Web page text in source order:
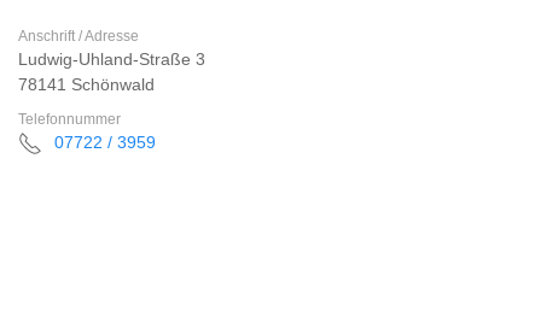
Anschrift / Adresse
Ludwig-Uhland-Straße 3
78141 Schönwald
Telefonnummer
07722 / 3959